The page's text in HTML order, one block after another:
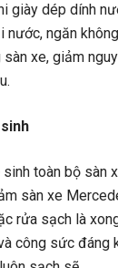
giày dép dính
nước, ngăn
xe, giảm
toàn bộ sàn
sàn xe
rửa sạch là
công sức đáng